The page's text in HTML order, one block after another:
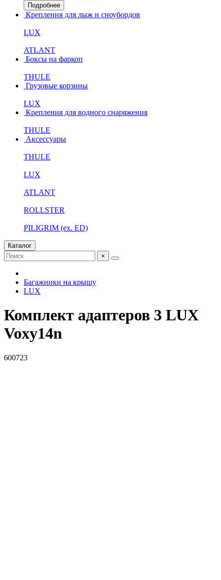
Подробнее
Крепления для лыж и сноубордов
LUX
ATLANT
Боксы на фаркоп
THULE
Грузовые корзины
LUX
Крепления для водного снаряжения
THULE
Аксессуары
THULE
LUX
ATLANT
ROLLSTER
PILIGRIM (ex. ED)
Каталог
×
Багажники на крышу
LUX
Комплект адаптеров 3 LUX
Voxy14n
600723